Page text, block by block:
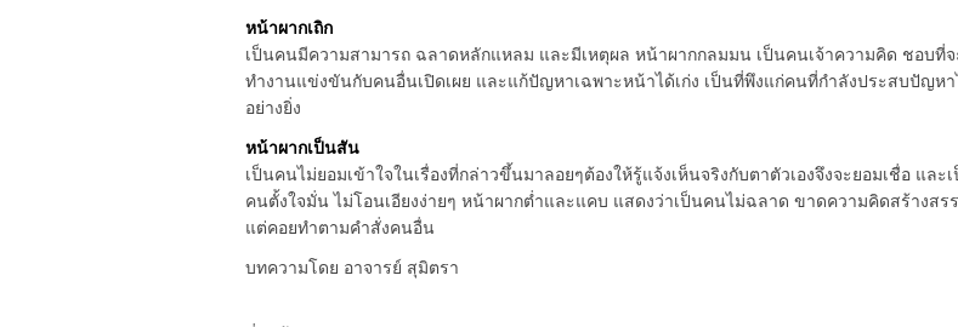
หน้าผากเถิก
เป็นคนมีความสามารถ ฉลาดหลักแหลม และมีเหตุผล หน้าผากกลมมน เป็นคนเจ้าความคิด ชอบที่จ
ทำงานแข่งขันกับคนอื่นเปิดเผย และแก้ปัญหาเฉพาะหน้าได้เก่ง เป็นที่พึงแก่คนที่กำลังประสบปัญหา
อย่างยิ่ง
หน้าผากเป็นสัน
เป็นคนไม่ยอมเข้าใจในเรื่องที่กล่าวขึ้นมาลอยๆต้องให้รู้แจ้งเห็นจริงกับตาตัวเองจึงจะยอมเชื่อ และ
คนตั้งใจมั่น ไม่โอนเอียงง่ายๆ หน้าผากต่ำและแคบ แสดงว่าเป็นคนไม่ฉลาด ขาดความคิดสร้างสร
แต่คอยทำตามคำสั่งคนอื่น
บทความโดย อาจารย์ สุมิตรา